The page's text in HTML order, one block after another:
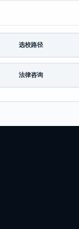
选校路径
法律咨询